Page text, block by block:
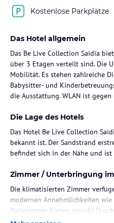
Kostenlose Parkplätze
Das Hotel allgemein
Das Be Live Collection Saïdia
über 3 Etagen verteilt sind. Die
Mobilität. Es stehen zahlreiche
Babysitter- und
die Ausstattung. WLAN ist
Die Lage des Hotels
Das Hotel Be Live Collection
bekannt ist. Der Sandstrand
befindet sich in der Nähe und
Zimmer / Unterbringung
Die klimatisierten Zimmer
modernen Annehmlichkeiten
Badezimmer bieten sowohl
rollstuhlgerechte Zimmer mit